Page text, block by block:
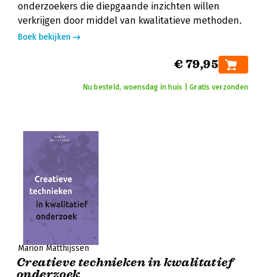
onderzoekers die diepgaande inzichten willen
verkrijgen door middel van kwalitatieve methoden.
Boek bekijken
€ 79,95
Nu besteld, woensdag in huis | Gratis verzonden
Marion Matthijssen
Creatieve technieken in kwalitatief